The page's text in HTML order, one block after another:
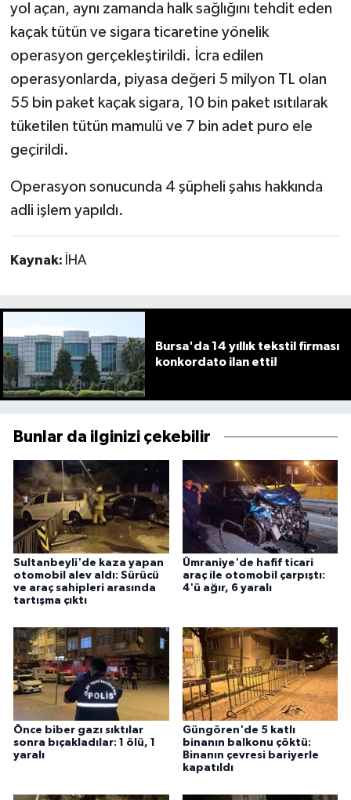
yol açan, aynı zamanda halk sağlığını tehdit eden
kaçak tütün ve sigara ticaretine yönelik
operasyon gerçekleştirildi. İcra edilen
operasyonlarda, piyasa değeri 5 milyon TL olan
55 bin paket kaçak sigara, 10 bin paket ısıtılarak
tüketilen tütün mamulü ve 7 bin adet puro ele
geçirildi.
Operasyon sonucunda 4 şüpheli şahıs hakkında
adli işlem yapıldı.
Kaynak: İHA
Bursa'da 14 yıllık tekstil firması
konkordato ilan etti!
Bunlar da ilginizi çekebilir
Sultanbeyli'de kaza yapan
otomobil alev aldı: Sürücü
ve araç sahipleri arasında
tartışma çıktı
Ümraniye'de hafif ticari
araç ile otomobil çarpıştı:
4'ü ağır, 6 yaralı
Önce biber gazı sıktılar
sonra bıçakladılar: 1 ölü, 1
yaralı
Güngören'de 5 katlı
binanın balkonu çöktü:
Binanın çevresi bariyerle
kapatıldı